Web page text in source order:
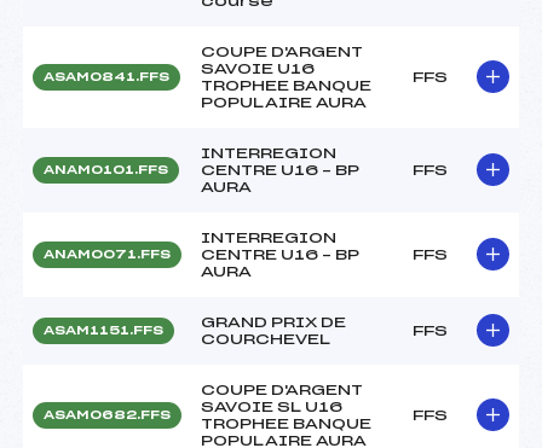
ASAM0841.FFS
COUPE D'ARGENT
SAVOIE U16
TROPHEE BANQUE
POPULAIRE AURA
FFS
ANAM0101.FFS
INTERREGION
CENTRE U16 – BP
AURA
FFS
ANAM0071.FFS
INTERREGION
CENTRE U16 – BP
AURA
FFS
ASAM1151.FFS
GRAND PRIX DE
COURCHEVEL
FFS
ASAM0682.FFS
COUPE D'ARGENT
SAVOIE SL U16
TROPHEE BANQUE
POPULAIRE AURA
FFS